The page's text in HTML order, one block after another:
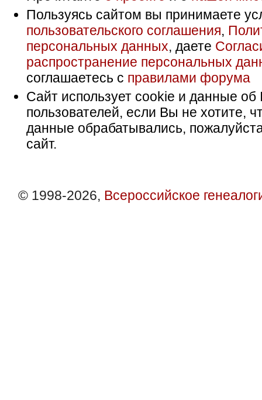
Пользуясь сайтом вы принимаете
пользовательского соглашения,
персональных данных, даете
распространение персональных
соглашаетесь с правилами форума
Сайт использует cookie и данные об
пользователей, если Вы не хотите,
данные обрабатывались,
сайт.
© 1998-2026, Всероссийское